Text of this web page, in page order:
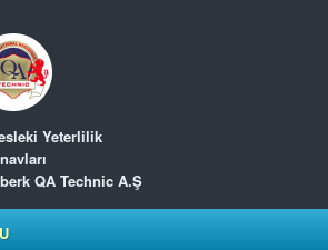
Yeterlilik
QA Technic A.Ş